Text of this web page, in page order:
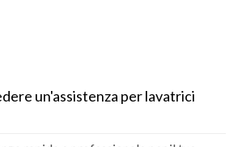
un'assistenza per lavatrici